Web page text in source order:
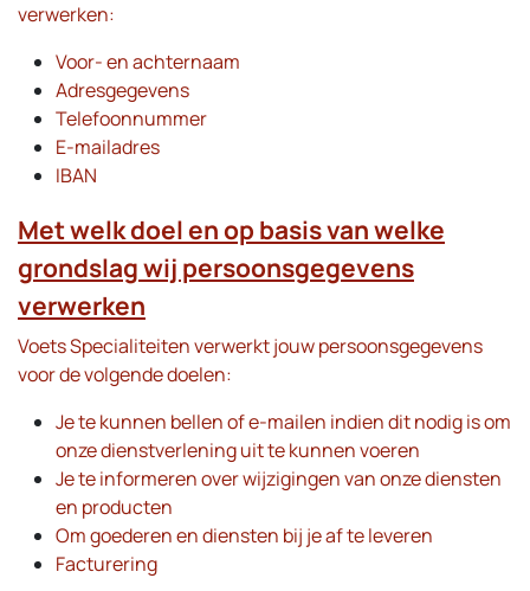
verwerken:
Voor- en achternaam
Adresgegevens
Telefoonnummer
E-mailadres
IBAN
Met welk doel en op basis van welke
grondslag wij persoonsgegevens
verwerken
Voets Specialiteiten verwerkt jouw persoonsgegevens
voor de volgende doelen:
Je te kunnen bellen of e-mailen indien dit nodig is om
onze dienstverlening uit te kunnen voeren
Je te informeren over wijzigingen van onze diensten
en producten
Om goederen en diensten bij je af te leveren
Facturering